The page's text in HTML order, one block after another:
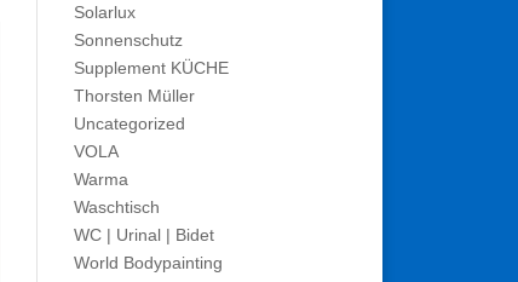
Solarlux
Sonnenschutz
Supplement KÜCHE
Thorsten Müller
Uncategorized
VOLA
Warma
Waschtisch
WC | Urinal | Bidet
World Bodypainting